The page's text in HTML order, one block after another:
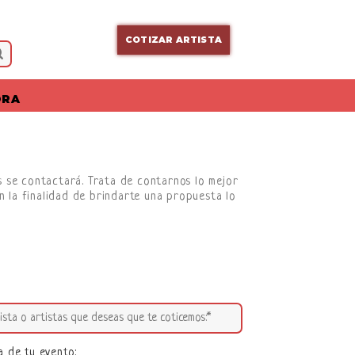
COTIZAR ARTISTA
se contactará. Trata de contarnos lo mejor
la finalidad de brindarte una propuesta lo